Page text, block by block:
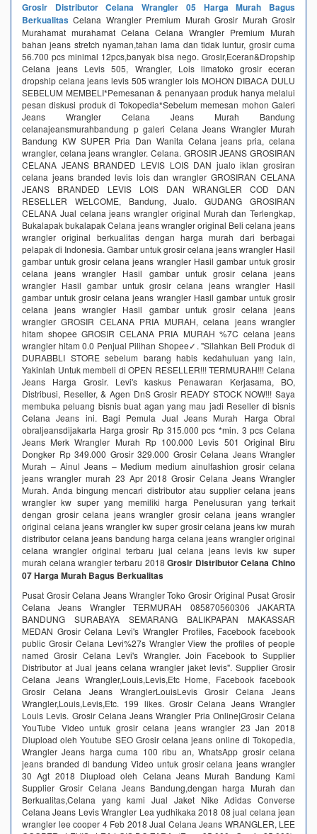
Grosir Distributor Celana Wrangler 05 Harga Murah Bagus
Berkualitas Celana Wrangler Premium Murah Grosir Murah Grosir
Murahamat murahamat Celana Celana Wrangler Premium Murah
bahan jeans stretch nyaman,tahan lama dan tidak luntur, grosir cuma
56.700 pcs minimal 12pcs,banyak bisa nego. Grosir,Eceran&Dropship
Celana jeans Levis 505, Wrangler, Lois limatoko grosir eceran
dropship celana jeans levis 505 wrangler lois MOHON DIBACA DULU
SEBELUM MEMBELI*Pemesanan & penanyaan produk hanya melalui
pesan diskusi produk di Tokopedia*Sebelum memesan mohon Galeri
Jeans Wrangler Celana Jeans Murah Bandung
celanajeansmurahbandung p galeri Celana Jeans Wrangler Murah
Bandung KW SUPER Pria Dan Wanita Celana jeans pria, celana
wrangler, celana jeans wrangler. Celana. GROSIR JEANS GROSIRAN
CELANA JEANS BRANDED LEVIS LOIS DAN jualo iklan grosiran
celana jeans branded levis lois dan wrangler GROSIRAN CELANA
JEANS BRANDED LEVIS LOIS DAN WRANGLER COD DAN
RESELLER WELCOME, Bandung, Jualo. GUDANG GROSIRAN
CELANA Jual celana jeans wrangler original Murah dan Terlengkap,
Bukalapak bukalapak Celana jeans wrangler original Beli celana jeans
wrangler original berkualitas dengan harga murah dari berbagai
pelapak di Indonesia. Gambar untuk grosir celana jeans wrangler Hasil
gambar untuk grosir celana jeans wrangler Hasil gambar untuk grosir
celana jeans wrangler Hasil gambar untuk grosir celana jeans
wrangler Hasil gambar untuk grosir celana jeans wrangler Hasil
gambar untuk grosir celana jeans wrangler Hasil gambar untuk grosir
celana jeans wrangler Hasil gambar untuk grosir celana jeans
wrangler GROSIR CELANA PRIA MURAH, celana jeans wrangler
hitam shopee GROSIR CELANA PRIA MURAH %7C celana jeans
wrangler hitam 0.0 Penjual Pilihan Shopee✓. "Silahkan Beli Produk di
DURABBLI STORE sebelum barang habis kedahuluan yang lain,
Yakinlah Untuk membeli di OPEN RESELLER!!! TERMURAH!!! Celana
Jeans Harga Grosir. Levi's kaskus Penawaran Kerjasama, BO,
Distribusi, Reseller, & Agen DnS Grosir READY STOCK NOW!!! Saya
membuka peluang bisnis buat agan yang mau jadi Reseller di bisnis
Celana Jeans ini. Bagi Pemula Jual Jeans Murah Harga Obral
obraljeansdijakarta Harga grosir Rp 315.000 pcs *min. 3 pcs Celana
Jeans Merk Wrangler Murah Rp 100.000 Levis 501 Original Biru
Dongker Rp 349.000 Grosir 329.000 Grosir Celana Jeans Wrangler
Murah – Ainul Jeans – Medium medium ainulfashion grosir celana
jeans wrangler murah 23 Apr 2018 Grosir Celana Jeans Wrangler
Murah. Anda bingung mencari distributor atau supplier celana jeans
wrangler kw super yang memiliki harga Penelusuran yang terkait
dengan grosir celana jeans wrangler grosir celana jeans wrangler
original celana jeans wrangler kw super grosir celana jeans kw murah
distributor celana jeans bandung harga celana jeans wrangler original
celana wrangler original terbaru jual celana jeans levis kw super
murah celana wrangler terbaru 2018Grosir Distributor Celana Chino
07 Harga Murah Bagus Berkualitas
Pusat Grosir Celana Jeans Wrangler Toko Grosir Original Pusat Grosir
Celana Jeans Wrangler TERMURAH 085870560306 JAKARTA
BANDUNG SURABAYA SEMARANG BALIKPAPAN MAKASSAR
MEDAN Grosir Celana Levi's Wrangler Profiles, Facebook facebook
public Grosir Celana Levi%27s Wrangler View the profiles of people
named Grosir Celana Levi's Wrangler. Join Facebook to Supplier
Distributor at Jual jeans celana wrangler jaket levis". Supplier Grosir
Celana Jeans Wrangler,Louis,Levis,Etc Home, Facebook facebook
Grosir Celana Jeans WranglerLouisLevis Grosir Celana Jeans
Wrangler,Louis,Levis,Etc. 199 likes. Grosir Celana Jeans Wrangler
Louis Levis. Grosir Celana Jeans Wrangler Pria Online|Grosir Celana
YouTube Video untuk grosir celana jeans wrangler 23 Jan 2018
Diupload oleh Youtube SEO Grosir celana jeans online di Tokopedia,
Wrangler Jeans harga cuma 100 ribu an, WhatsApp grosir celana
jeans branded di bandung Video untuk grosir celana jeans wrangler
30 Agt 2018 Diupload oleh Celana Jeans Murah Bandung Kami
Supplier Grosir Celana Jeans Bandung,dengan harga Murah dan
Berkualitas,Celana yang kami Jual Jaket Nike Adidas Converse
Celana Jeans Levis Wrangler Lea yudhikaka 2018 08 jual celana jean
wrangler lee cooper 4 Feb 2018 Jual Celana Jeans WRANGLER, LEE